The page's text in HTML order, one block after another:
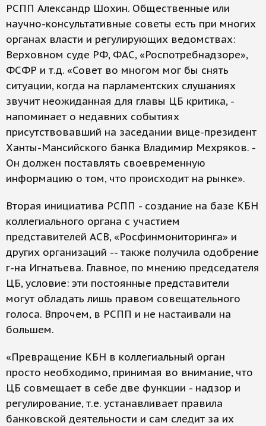
РСПП Александр Шохин. Общественные или
научно-консультативные советы есть при многих
органах власти и регулирующих ведомствах:
Верховном суде РФ, ФАС, «Роспотребнадзоре»,
ФСФР и т.д. «Совет во многом мог бы снять
ситуации, когда на парламентских слушаниях
звучит неожиданная для главы ЦБ критика, -
напоминает о недавних событиях
присутствовавший на заседании вице-президент
Ханты-Мансийского банка Владимир Мехряков. -
Он должен поставлять своевременную
информацию о том, что происходит на рынке».
Вторая инициатива РСПП - создание на базе КБН
коллегиального органа с участием
представителей АСВ, «Росфинмониторинга» и
других организаций -- также получила одобрение
г-на Игнатьева. Главное, по мнению председателя
ЦБ, условие: эти постоянные представители
могут обладать лишь правом совещательного
голоса. Впрочем, в РСПП и не настаивали на
большем.
«Превращение КБН в коллегиальный орган
просто необходимо, принимая во внимание, что
ЦБ совмещает в себе две функции - надзор и
регулирование, т.е. устанавливает правила
банковской деятельности и сам следит за их